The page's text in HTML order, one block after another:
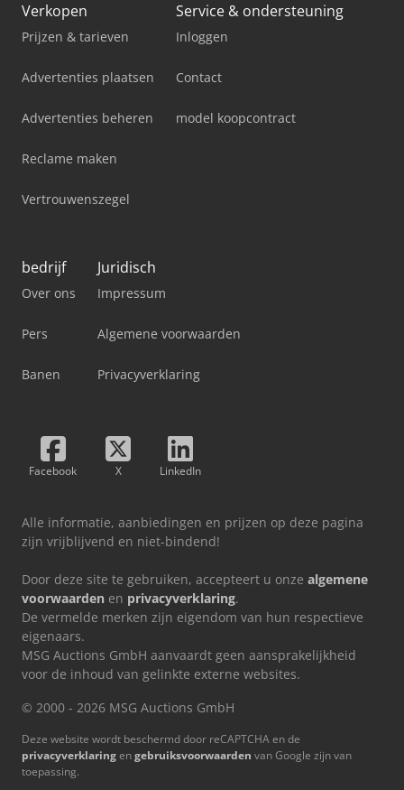
Verkopen
Prijzen & tarieven
Advertenties plaatsen
Advertenties beheren
Reclame maken
Vertrouwenszegel
Service & ondersteuning
Inloggen
Contact
model koopcontract
bedrijf
Over ons
Pers
Banen
Juridisch
Impressum
Algemene voorwaarden
Privacyverklaring
Facebook X LinkedIn
Alle informatie, aanbiedingen en prijzen op deze pagina
zijn vrijblijvend en niet-bindend!
Door deze site te gebruiken, accepteert u onze algemene
voorwaarden en privacyverklaring.
De vermelde merken zijn eigendom van hun respectieve
eigenaars.
MSG Auctions GmbH aanvaardt geen aansprakelijkheid
voor de inhoud van gelinkte externe websites.
© 2000 - 2026 MSG Auctions GmbH
Deze website wordt beschermd door reCAPTCHA en de
privacyverklaringengebruiksvoorwaarden van Google zijn van
toepassing.